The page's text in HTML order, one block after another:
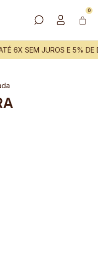
0
SEM JUROS E 5% DE